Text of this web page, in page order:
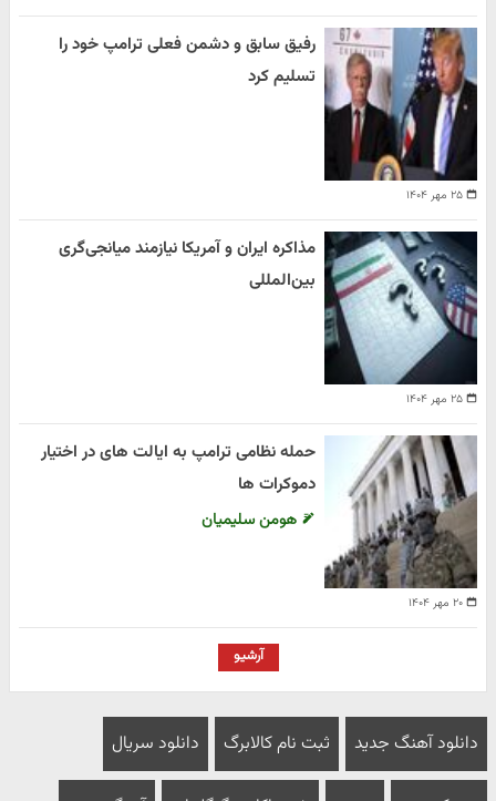
۲۵ مهر ۱۴۰۴
رفیق سابق و دشمن فعلی ترامپ خود را
تسلیم کرد
۲۵ مهر ۱۴۰۴
مذاکره ایران و آمریکا نیازمند میانجی‌گری
بین‌المللی
۲۰ مهر ۱۴۰۴
حمله نظامی ترامپ به ایالت های در اختیار
دموکرات ها
هومن سلیمیان
آرشیو
دانلود آهنگ جدید ثبت نام کالابرگ دانلود سریال